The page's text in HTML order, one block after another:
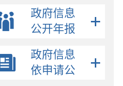
事业单位招考
公示公告
财政信息
政府信息
公开年报
政府信息
依申请公